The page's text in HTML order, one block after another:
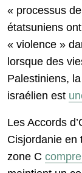
« processus
étatsuniens
« violence »
lorsque des
Palestiniens,
israélien est
Les Accords
Cisjordanie en
zone C